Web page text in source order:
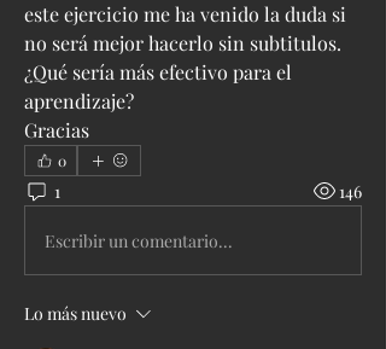
este ejercicio me ha venido la duda si
no será mejor hacerlo sin subtitulos.
¿Qué sería más efectivo para el
aprendizaje?
Gracias
0
1 146
Escribir un comentario...
Lo más nuevo